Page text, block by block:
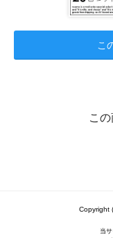
こ
こ
Copyright
当